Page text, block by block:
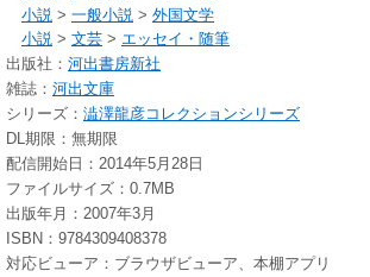
小説 > 一般小説 > 外国文学
小説 > 文芸 > エッセイ・随筆
出版社： 河出書房新社
雑誌： 河出文庫
シリーズ： 澁澤龍彦コレクションシリーズ
DL期限：無期限
配信開始日：2014年5月28日
ファイルサイズ：0.7MB
出版年月：2007年3月
ISBN：9784309408378
対応ビューア：ブラウザビューア、本棚アプリ